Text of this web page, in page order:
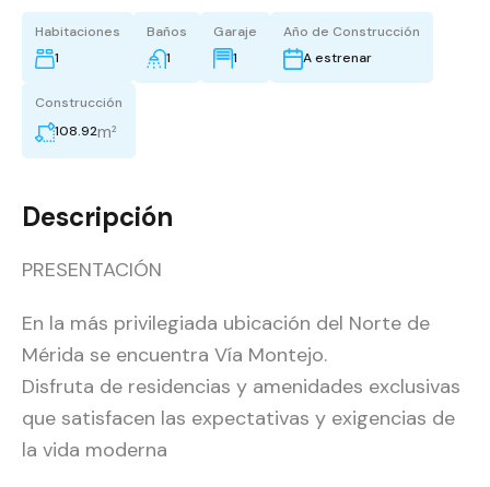
Habitaciones
1
Baños
1
Garaje
1
Año de Construcción
A estrenar
Construcción
108.92m²
Descripción
PRESENTACIÓN
En la más privilegiada ubicación del Norte de
Mérida se encuentra Vía Montejo.
Disfruta de residencias y amenidades exclusivas
que satisfacen las expectativas y exigencias de
la vida moderna